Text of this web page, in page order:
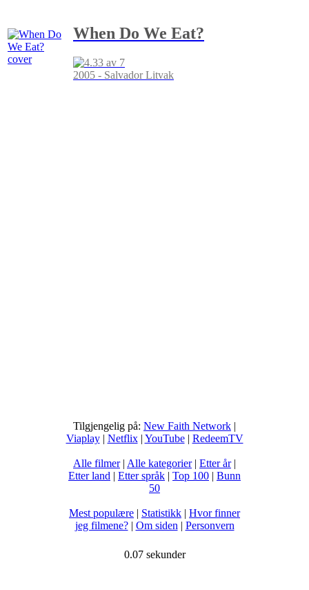
When Do We Eat?
2005 - Salvador Litvak
Tilgjengelig på: New Faith Network |
Viaplay| Netflix| YouTube| RedeemTV
Alle filmer| Alle kategorier| Etter år|
Etter land | Etter språk | Top 100 | Bunn
50
Mest populære | Statistikk | Hvor finner
jeg filmene?| Om siden | Personvern
0.07 sekunder